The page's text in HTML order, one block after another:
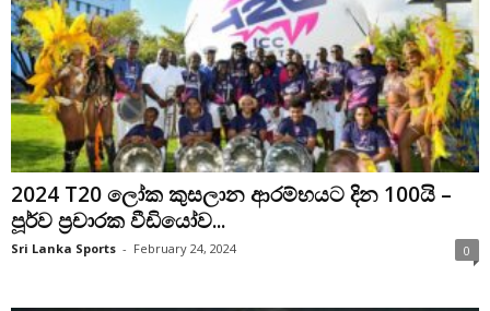
2024 T20 ලෝක කුසලාන ආරම්භයට දින 100යි –
පූර්ව ප්‍රචාරක වීඩියෝව...
Sri Lanka Sports - February 24, 2024 0